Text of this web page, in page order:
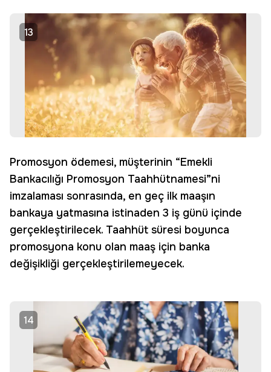
13
Promosyon ödemesi, müşterinin “Emekli
Bankacılığı Promosyon Taahhütnamesi”ni
imzalaması sonrasında, en geç ilk maaşın
bankaya yatmasına istinaden 3 iş günü içinde
gerçekleştirilecek. Taahhüt süresi boyunca
promosyona konu olan maaş için banka
değişikliği gerçekleştirilemeyecek.
14